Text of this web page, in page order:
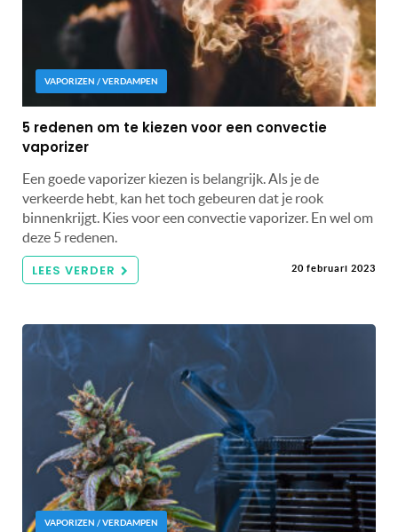
VAPORIZEN / VERDAMPEN
5 redenen om te kiezen voor een convectie
vaporizer
Een goede vaporizer kiezen is belangrijk. Als je de
verkeerde hebt, kan het toch gebeuren dat je rook
binnenkrijgt. Kies voor een convectie vaporizer. En wel om
deze 5 redenen.
LEES VERDER 20 februari 2023
VAPORIZEN / VERDAMPEN